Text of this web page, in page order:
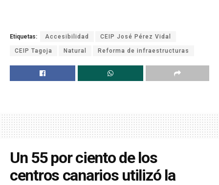
Etiquetas: Accesibilidad CEIP José Pérez Vidal
CEIP Tagoja Natural Reforma de infraestructuras
Un 55 por ciento de los
centros canarios utilizó la